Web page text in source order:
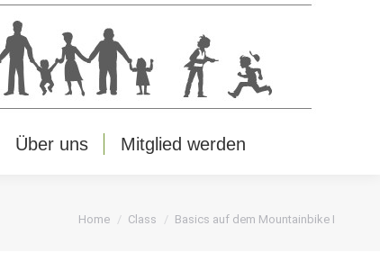
Über uns Mitglied werden
You are here:
Home Class Basics auf dem Mountainbike I
Über uns Mitglied werden